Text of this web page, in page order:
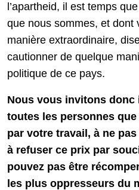
l’apartheid, il est temps
que nous sommes, et dont
manière extraordinaire,
cautionner de quelque
politique de ce pays.
Nous vous invitons donc
toutes les personnes
par votre travail, à ne
à refuser ce prix par
pouvez pas être
les plus oppresseurs du